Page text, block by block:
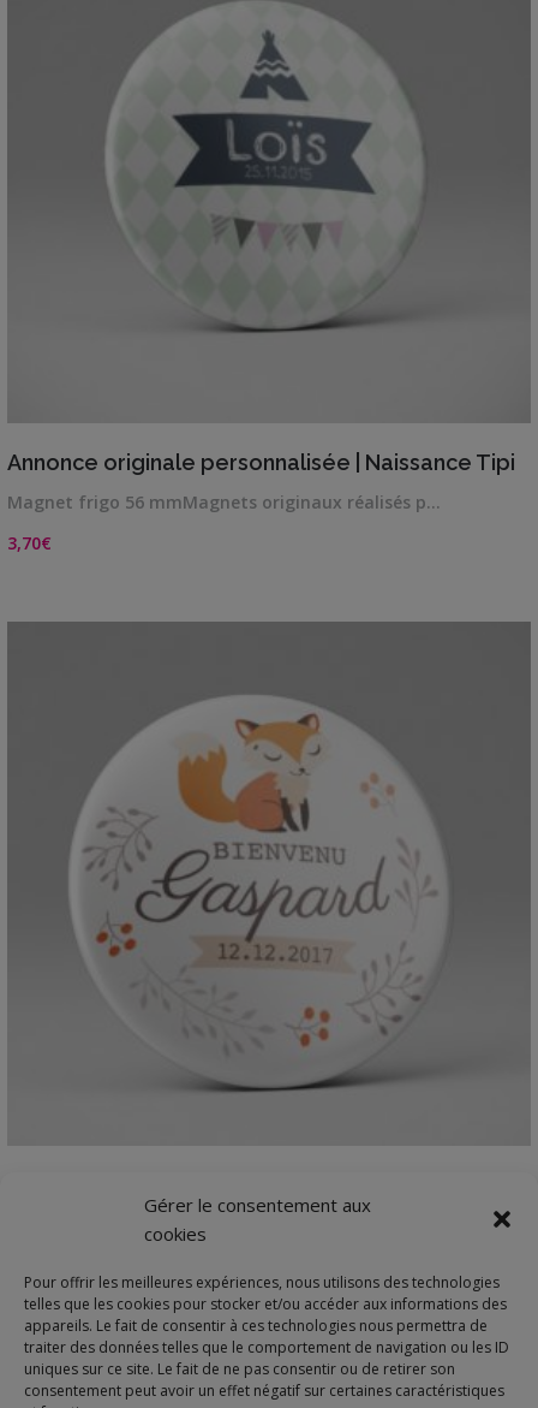
Gérer le consentement aux
cookies
Pour offrir les meilleures expériences, nous utilisons des technologies
telles que les cookies pour stocker et/ou accéder aux informations des
appareils. Le fait de consentir à ces technologies nous permettra de
traiter des données telles que le comportement de navigation ou les ID
uniques sur ce site. Le fait de ne pas consentir ou de retirer son
consentement peut avoir un effet négatif sur certaines caractéristiques
Annonce originale personnalisée | Naissance Tipi
Magnet frigo 56 mmMagnets originaux réalisés p…
3,70€
3,70€